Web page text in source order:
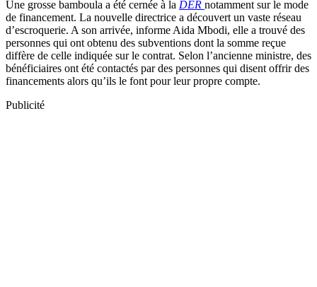
Une grosse bamboula a été cernée à la DER notamment sur le mode
de financement. La nouvelle directrice a découvert un vaste réseau
d’escroquerie. A son arrivée, informe Aida Mbodi, elle a trouvé des
personnes qui ont obtenu des subventions dont la somme reçue
diffère de celle indiquée sur le contrat. Selon l’ancienne ministre, des
bénéficiaires ont été contactés par des personnes qui disent offrir des
financements alors qu’ils le font pour leur propre compte.
Publicité